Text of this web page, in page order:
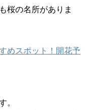
桜の名所がありま
めスポット！開花予
。